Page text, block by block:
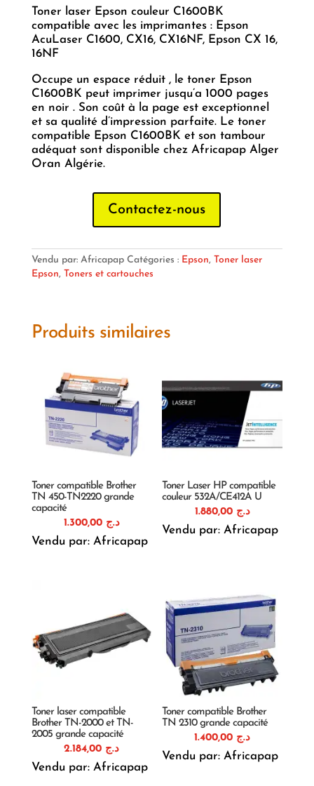
Toner laser Epson couleur C1600BK
compatible avec les imprimantes : Epson
AcuLaser C1600, CX16, CX16NF, Epson CX 16,
16NF
Occupe un espace réduit , le toner Epson
C1600BK peut imprimer jusqu’a 1000 pages
en noir . Son coût à la page est exceptionnel
et sa qualité d’impression parfaite. Le toner
compatible Epson C1600BK et son tambour
adéquat sont disponible chez Africapap Alger
Oran Algérie.
Contactez-nous
Vendu par: Africapap Catégories : Epson, Toner laser
Epson, Toners et cartouches
Produits similaires
Toner compatible Brother
TN 450-TN2220 grande
capacité
د.ج 1.300,00
Vendu par: Africapap
Toner Laser HP compatible
couleur 532A/CE412A U
د.ج 1.880,00
Vendu par: Africapap
Toner laser compatible
Brother TN-2000 et TN-
2005 grande capacité
د.ج
Vendu par: Africapap
Toner compatible Brother
TN 2310 grande capacité
د.ج
Vendu par: Africapap